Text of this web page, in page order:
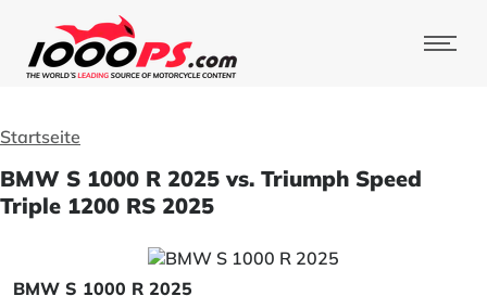
Startseite
BMW S 1000 R 2025 vs. Triumph Speed
Triple 1200 RS 2025
BMW S 1000 R 2025